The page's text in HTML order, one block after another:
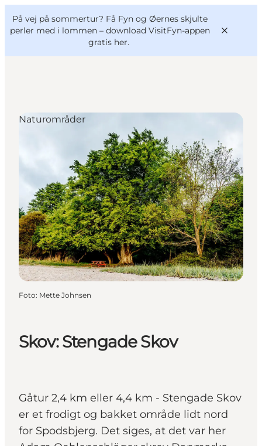
På vej på sommertur? Få Fyn og Øernes skjulte
perler med i lommen – download VisitFyn-appen
gratis her.
Mad og drikke
Overnatning
Book lokale oplevelser
VisitFyn
Deutsch
Skov: Stengade Skov
Gåtur 2,4 km eller 4,4 km - Stengade Skov
er et frodigt og bakket område lidt nord
for Spodsbjerg. Det siges, at det var her
Naturområder
Foto: Mette Johnsen